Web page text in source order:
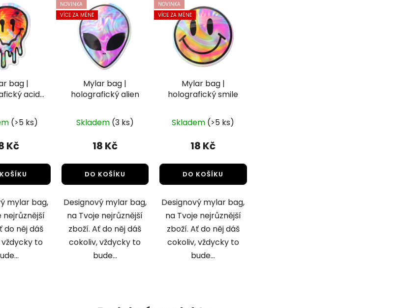
bag |
acid
(>5 ks)
Kč
mylar bag,
nejrůznější
do něj dáš
to
NOVINKA
VÍCE ZA MÉNĚ
Mylar bag |
holografický alien
Skladem (3 ks)
18 Kč
DO KOŠÍKU
Designový mylar bag,
na Tvoje nejrůznější
zboží. Ať do něj dáš
cokoliv, vždycky to
bude...
NOVINKA
VÍCE ZA MÉNĚ
Mylar bag |
holografický smile
Skladem (>5 ks)
18 Kč
DO KOŠÍKU
Designový mylar bag,
na Tvoje nejrůznější
zboží. Ať do něj dáš
cokoliv, vždycky to
bude...